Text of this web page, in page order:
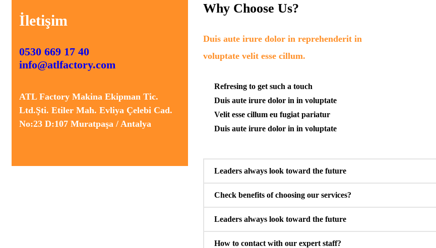
İletişim
0530 669 17 40
info@atlfactory.com
ATL Factory Makina Ekipman Tic.
Ltd.Şti. Etiler Mah. Evliya Çelebi Cad.
No:23 D:107 Muratpaşa / Antalya
Why Choose Us?
Duis aute irure dolor in reprehenderit in
voluptate velit esse cillum.
Refresing to get such a touch
Duis aute irure dolor in in voluptate
Velit esse cillum eu fugiat pariatur
Duis aute irure dolor in in voluptate
Leaders always look toward the future
Check benefits of choosing our services?
Leaders always look toward the future
How to contact with our expert staff?